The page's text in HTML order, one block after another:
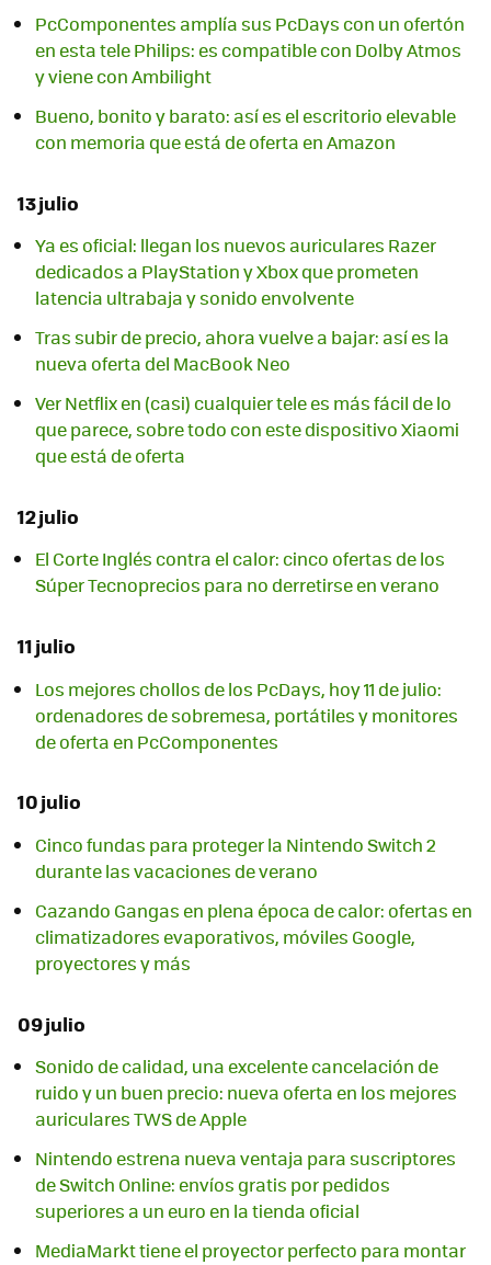
PcComponentes amplía sus PcDays con un ofertón
en esta tele Philips: es compatible con Dolby Atmos
y viene con Ambilight
Bueno, bonito y barato: así es el escritorio elevable
con memoria que está de oferta en Amazon
13 julio
Ya es oficial: llegan los nuevos auriculares Razer
dedicados a PlayStation y Xbox que prometen
latencia ultrabaja y sonido envolvente
Tras subir de precio, ahora vuelve a bajar: así es la
nueva oferta del MacBook Neo
Ver Netflix en (casi) cualquier tele es más fácil de lo
que parece, sobre todo con este dispositivo Xiaomi
que está de oferta
12 julio
El Corte Inglés contra el calor: cinco ofertas de los
Súper Tecnoprecios para no derretirse en verano
11 julio
Los mejores chollos de los PcDays, hoy 11 de julio:
ordenadores de sobremesa, portátiles y monitores
de oferta en PcComponentes
10 julio
Cinco fundas para proteger la Nintendo Switch 2
durante las vacaciones de verano
Cazando Gangas en plena época de calor: ofertas en
climatizadores evaporativos, móviles Google,
proyectores y más
09 julio
Sonido de calidad, una excelente cancelación de
ruido y un buen precio: nueva oferta en los mejores
auriculares TWS de Apple
Nintendo estrena nueva ventaja para suscriptores
de Switch Online: envíos gratis por pedidos
superiores a un euro en la tienda oficial
MediaMarkt tiene el proyector perfecto para montar